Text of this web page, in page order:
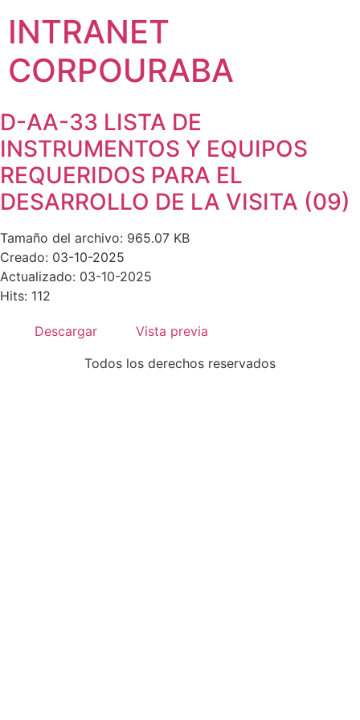
INTRANET
CORPOURABA
D-AA-33 LISTA DE
INSTRUMENTOS Y EQUIPOS
REQUERIDOS PARA EL
DESARROLLO DE LA VISITA (09)
Tamaño del archivo: 965.07 KB
Creado: 03-10-2025
Actualizado: 03-10-2025
Hits: 112
Descargar
Vista previa
Todos los derechos reservados